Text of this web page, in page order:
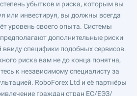
убытков и риска, которым вы
или инвестируя, вы должны всегда
уровень своего опыта. Системы
дополнительные риски
ввиду специфики подобных сервисов.
риска вам не до конца понятна,
к независимому специалисту за
RoboForex Ltd и её партнёры
граждан стран ЕС/ЕЭЗ/